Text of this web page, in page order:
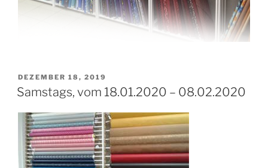
DEZEMBER 18, 2019
Samstags, vom 18.01.2020 – 08.02.2020